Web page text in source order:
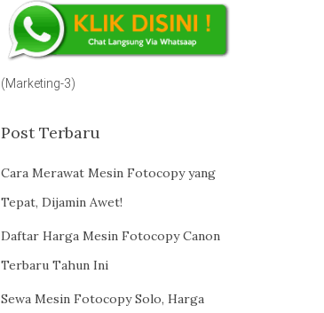
(Marketing-3)
Post Terbaru
Cara Merawat Mesin Fotocopy yang
Tepat, Dijamin Awet!
Daftar Harga Mesin Fotocopy Canon
Terbaru Tahun Ini
Sewa Mesin Fotocopy Solo, Harga